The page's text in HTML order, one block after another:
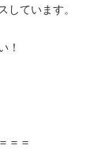
しています。
！
＝＝